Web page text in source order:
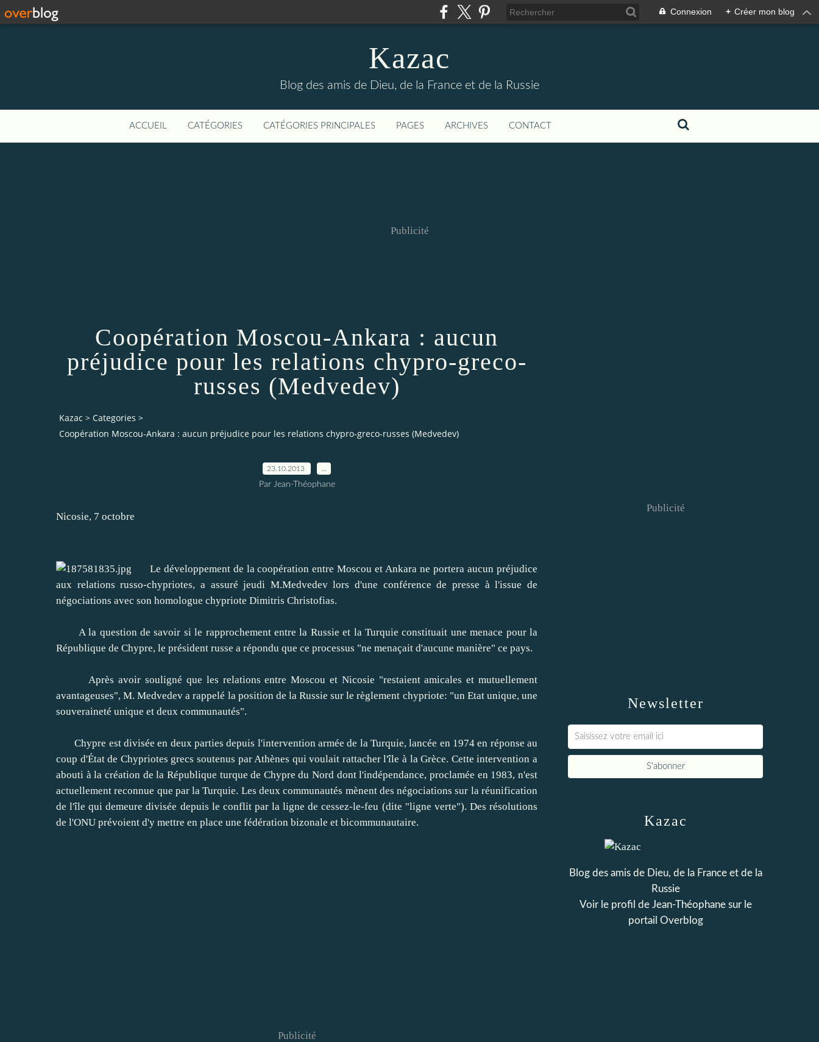
Connexion + Créer mon blog
Kazac
Blog des amis de Dieu, de la France et de la Russie
ACCUEIL CATÉGORIES CATÉGORIES PRINCIPALES PAGES ARCHIVES CONTACT
Publicité
Coopération Moscou-Ankara : aucun
préjudice pour les relations chypro-greco-
russes (Medvedev)
Kazac > Categories >
Coopération Moscou-Ankara : aucun préjudice pour les relations chypro-greco-russes (Medvedev)
23.10.2013
Par Jean-Théophane
Nicosie, 7 octobre
Le développement de la coopération entre Moscou et Ankara ne portera aucun préjudice
aux relations russo-chypriotes, a assuré jeudi M.Medvedev lors d'une conférence de presse à l'issue de
négociations avec son homologue chypriote Dimitris Christofias.
A la question de savoir si le rapprochement entre la Russie et la Turquie constituait une menace pour la
République de Chypre, le président russe a répondu que ce processus "ne menaçait d'aucune manière" ce pays.
Après avoir souligné que les relations entre Moscou et Nicosie "restaient amicales et mutuellement
avantageuses", M. Medvedev a rappelé la position de la Russie sur le règlement chypriote: "un Etat unique, une
souveraineté unique et deux communautés".
Chypre est divisée en deux parties depuis l'intervention armée de la Turquie, lancée en 1974 en réponse au
coup d'État de Chypriotes grecs soutenus par Athènes qui voulait rattacher l'île à la Grèce. Cette intervention a
abouti à la création de la République turque de Chypre du Nord dont l'indépendance, proclamée en 1983, n'est
actuellement reconnue que par la Turquie. Les deux communautés mènent des négociations sur la réunification
de l'île qui demeure divisée depuis le conflit par la ligne de cessez-le-feu (dite "ligne verte"). Des résolutions
de l'ONU prévoient d'y mettre en place une fédération bizonale et bicommunautaire.
Publicité
Newsletter
Publicité
Kazac
Blog des amis de Dieu, de la France et de la
Russie
Voir le profil de Jean-Théophanesur le
portail Overblog